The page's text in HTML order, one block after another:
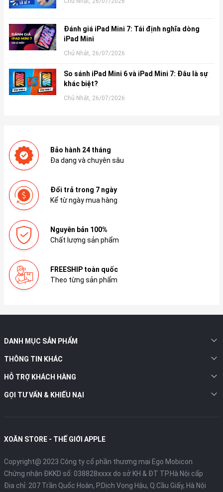
Đánh giá iPad Mini 7: Tái định nghĩa dòng
iPad Mini
Chủ Nhật, 26/07/2026
So sánh iPad Mini 6 và iPad Mini 7: Đâu là sự
khác biệt?
Chủ Nhật, 26/07/2026
Bảo hành 24 tháng
Đa dạng và chuyên sâu
Đổi trả trong 7 ngày
Kể từ ngày mua hàng
Nguyên bản 100%
Chất lượng sản phẩm
FREESHIP toàn quốc
Theo từng sản phẩm
DANH MỤC SẢN PHẨM
THÔNG TIN KHÁC
HỖ TRỢ KHÁCH HÀNG
GỌI TƯ VẤN & KHIẾU NẠI
XOĂN STORE - THẾ GIỚI APPLE
Copyright@ 2023 Công ty cổ phần thương mại Ego Mobicon
Chứng nhận ĐKKD số: 038828xxxx do sở KH & ĐT TP.Hà Nội cấp
Địa chỉ: 207 Trần Quốc Hoàn, P.Dịch Vọng Hậu, Q.Cầu Giấy, Hà Nội